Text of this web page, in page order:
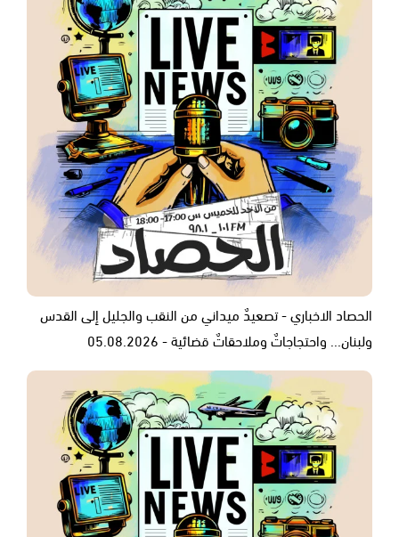
الحصاد الاخباري - تصعيدٌ ميداني من النقب والجليل إلى القدس
ولبنان... واحتجاجاتٌ وملاحقاتٌ قضائية - 05.08.2026